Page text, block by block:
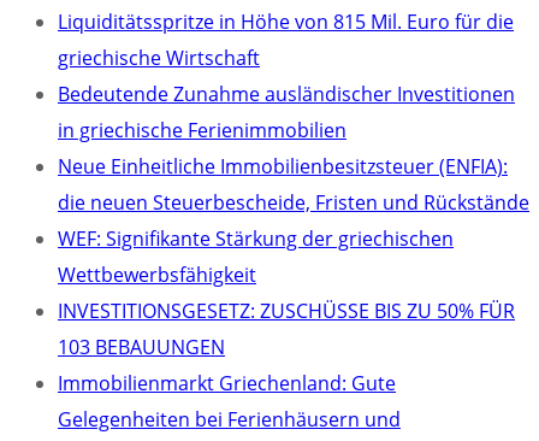
Liquiditätsspritze in Höhe von 815 Mil. Euro für die
griechische Wirtschaft
Bedeutende Zunahme ausländischer Investitionen
in griechische Ferienimmobilien
Neue Einheitliche Immobilienbesitzsteuer (ENFIA):
die neuen Steuerbescheide, Fristen und Rückstände
WEF: Signifikante Stärkung der griechischen
Wettbewerbsfähigkeit
INVESTITIONSGESETZ: ZUSCHÜSSE BIS ZU 50% FÜR
103 BEBAUUNGEN
Immobilienmarkt Griechenland: Gute
Gelegenheiten bei Ferienhäusern und